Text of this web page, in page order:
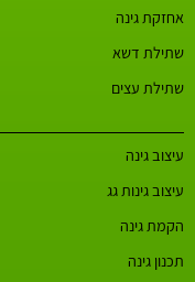
אחזקת גינה
שתילת דשא
שתילת עצים
עיצוב גינה
עיצוב גינות גג
הקמת גינה
תכנון גינה